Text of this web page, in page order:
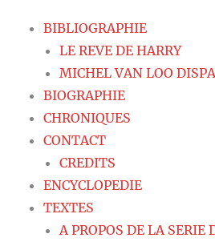
BIBLIOGRAPHIE
LE REVE DE HARRY
MICHEL VAN LOO
BIOGRAPHIE
CHRONIQUES
CONTACT
CREDITS
ENCYCLOPEDIE
TEXTES
A PROPOS DE LA SERIE